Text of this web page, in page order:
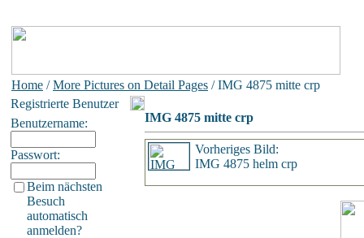
Home /More Pictures on Detail Pages / IMG 4875 mitte crp
Registrierte Benutzer
Benutzername:
Passwort:
Beim nächsten
Besuch
automatisch
anmelden?
IMG 4875 mitte crp
Vorheriges Bild:
IMG 4875 helm crp